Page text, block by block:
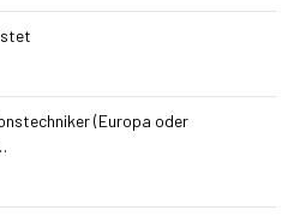
(Europa oder